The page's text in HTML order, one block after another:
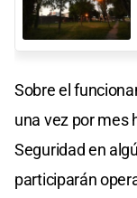
Sobre el
una vez por mes
Seguridad en
participarán